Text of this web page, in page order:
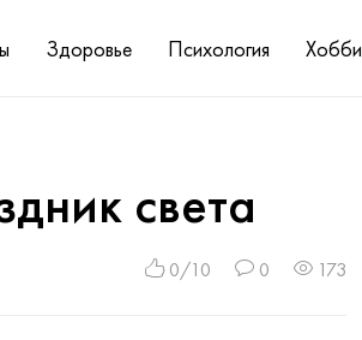
Здоровье Психология Хобби
света
0/10 0 173